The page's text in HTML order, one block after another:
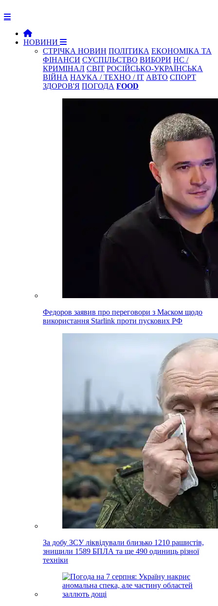
НОВИНИ
СТРІЧКА НОВИН ПОЛІТИКА ЕКОНОМІКА ТА
ФІНАНСИ СУСПІЛЬСТВО ВИБОРИ НС /
КРИМІНАЛ СВІТ РОСІЙСЬКО-УКРАЇНСЬКА
ВІЙНА НАУКА / ТЕХНО / IT АВТО СПОРТ
ЗДОРОВ'Я ПОГОДА FOOD
Федоров заявив про переговори з Маском щодо
використання Starlink проти пускових РФ
За добу ЗСУ ліквідували близько 1210 рашистів,
знищили 1589 БПЛА та ще 490 одиниць різної
техніки